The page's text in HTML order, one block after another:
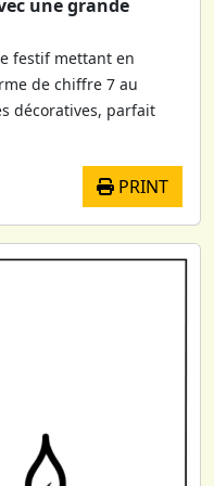
une grande
festif mettant en
de chiffre 7 au
décoratives, parfait
PRINT